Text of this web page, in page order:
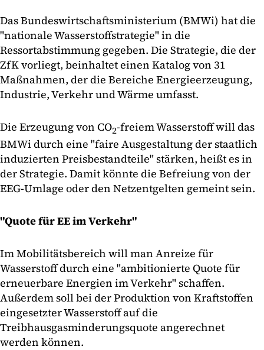
Das Bundeswirtschaftsministerium (BMWi) hat die
"nationale Wasserstoffstrategie" in die
Ressortabstimmung gegeben. Die Strategie, die der
ZfK vorliegt, beinhaltet einen Katalog von 31
Maßnahmen, der die Bereiche Energieerzeugung,
Industrie, Verkehr und Wärme umfasst.
Die Erzeugung von CO2-freiem Wasserstoff will das
BMWi durch eine "faire Ausgestaltung der staatlich
induzierten Preisbestandteile" stärken, heißt es in
der Strategie. Damit könnte die Befreiung von der
EEG-Umlage oder den Netzentgelten gemeint sein.
"Quote für EE im Verkehr"
Im Mobilitätsbereich will man Anreize für
Wasserstoff durch eine "ambitionierte Quote für
erneuerbare Energien im Verkehr" schaffen.
Außerdem soll bei der Produktion von Kraftstoffen
eingesetzter Wasserstoff auf die
Treibhausgasminderungsquote angerechnet
werden können.